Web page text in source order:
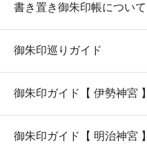
書き置き御朱印帳について
御朱印巡りガイド
御朱印ガイド【 伊勢神宮 】
御朱印ガイド【 明治神宮 】